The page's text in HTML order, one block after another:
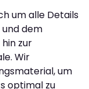
um alle Details
dem
zur
Wir
um
optimal zu